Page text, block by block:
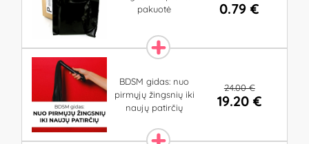
pakuotė
0.79 €
BDSM gidas: nuo
pirmųjų žingsnių iki
naujų patirčių
24.00 €
19.20 €